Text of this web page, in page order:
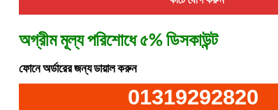
অগ্রীম মূল্য পরিশোধে ৫% ডিসকাউন্ট
ফোনে অর্ডারের জন্য ডায়াল করুন
01319292820